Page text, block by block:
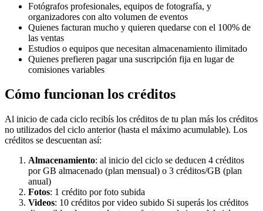
Fotógrafos profesionales, equipos de fotografía, y
organizadores con alto volumen de eventos
Quienes facturan mucho y quieren quedarse con el 100% de
las ventas
Estudios o equipos que necesitan almacenamiento ilimitado
Quienes prefieren pagar una suscripción fija en lugar de
comisiones variables
Cómo funcionan los créditos
Al inicio de cada ciclo recibís los créditos de tu plan más los créditos
no utilizados del ciclo anterior (hasta el máximo acumulable). Los
créditos se descuentan así:
Almacenamiento: al inicio del ciclo se deducen 4 créditos
por GB almacenado (plan mensual) o 3 créditos/GB (plan
anual)
Fotos: 1 crédito por foto subida
Videos: 10 créditos por video subido Si superás los créditos